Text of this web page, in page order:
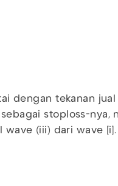
dengan tekanan
stoploss-nya,
wave (iii) dari wave [i].